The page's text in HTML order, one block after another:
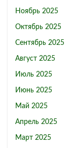
Ноябрь 2025
Октябрь 2025
Сентябрь 2025
Август 2025
Июль 2025
Июнь 2025
Май 2025
Апрель 2025
Март 2025